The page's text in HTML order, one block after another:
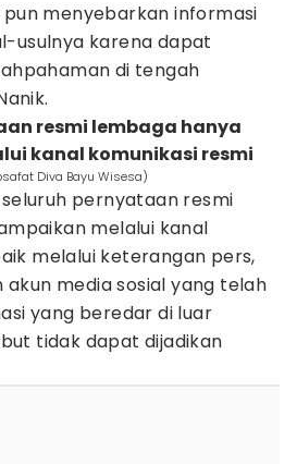
menyebarkan informasi
usulnya karena dapat
di tengah
resmi lembaga hanya
kanal komunikasi resmi
Diva Bayu Wisesa)
pernyataan resmi
melalui kanal
melalui keterangan pers,
akun media sosial yang telah
yang beredar di luar
tidak dapat dijadikan